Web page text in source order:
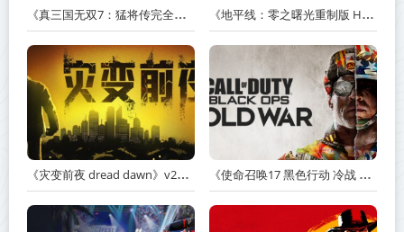
《真三国无双7：猛将传完全版 DYNASTY WARRIORS 7: Xtreme Legends Complete Edition》Build.3602035-免安装中文版【PC/手机双端】丨中文版 《地平线：零之曙光重制版 Horizon Zero Dawn Remastered》v1.5.89.0-送修改器丨中文版网盘下载
《灾变前夜 dread dawn》v20260530-免安装中文版丨中文版网盘下载 《使命召唤17 黑色行动 冷战 Call of Duty: Black Ops Cold War》v1.34.1.15931218-全DLC+送修改器丨中文版网盘下载